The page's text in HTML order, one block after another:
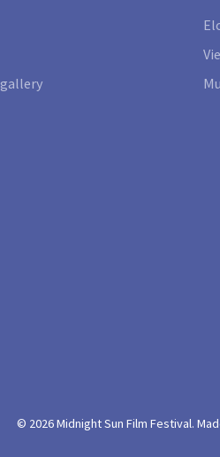
© 2026Midnight Sun Film Festival.